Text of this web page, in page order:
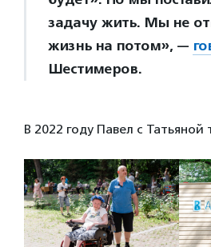
задачу жить. Мы не
жизнь на потом», —
Шестимеров.
В 2022 году Павел с Татьяной